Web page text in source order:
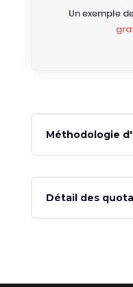
Un exemple
Méthodologie
Détail des